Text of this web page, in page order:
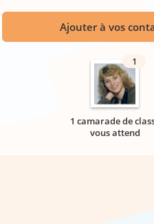
Ajouter à vos
1
1 camarade de
vous attend